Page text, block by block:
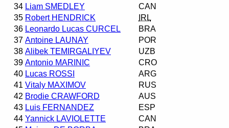
34 Liam SMEDLEY
CAN
35 Robert HENDRICK
IRL
36 Leonardo Lucas CURCEL
BRA
37 Antoine LAUNAY
POR
38 Alibek TEMIRGALIYEV
UZB
39 Antonio MARINIC
CRO
40 Lucas ROSSI
ARG
41 Vitaly MAXIMOV
RUS
42 Brodie CRAWFORD
AUS
43 Luis FERNANDEZ
ESP
44 Yannick LAVIOLETTE
CAN